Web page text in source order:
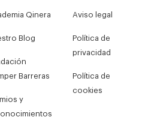
Qinera
Blog
Barreras
y
Aviso legal
Política de
privacidad
Política de
cookies